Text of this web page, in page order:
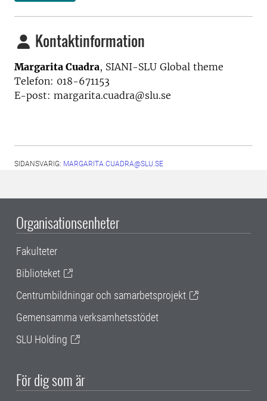
Kontaktinformation
Margarita Cuadra, SIANI-SLU Global theme
Telefon: 018-671153
E-post: margarita.cuadra@slu.se
SIDANSVARIG: MARGARITA.CUADRA@SLU.SE
Organisationsenheter
Fakulteter
Biblioteket
Centrumbildningar och samarbetsprojekt
Gemensamma verksamhetsstödet
SLU Holding
För dig som är